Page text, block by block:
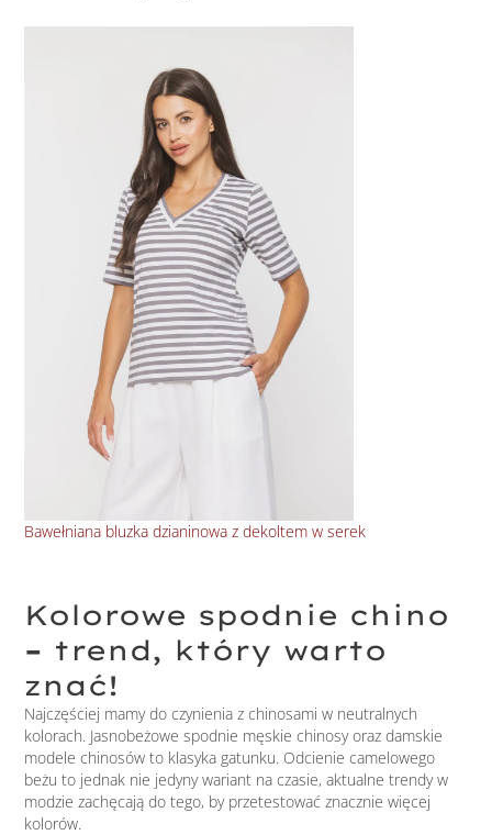
Bawełniana bluzka dzianinowa z dekoltem w serek
Kolorowe spodnie chino
– trend, który warto
znać!
Najczęściej mamy do czynienia z chinosami w neutralnych
kolorach. Jasnobeżowe spodnie męskie chinosy oraz damskie
modele chinosów to klasyka gatunku. Odcienie camelowego
beżu to jednak nie jedyny wariant na czasie, aktualne trendy w
modzie zachęcają do tego, by przetestować znacznie więcej
kolorów.